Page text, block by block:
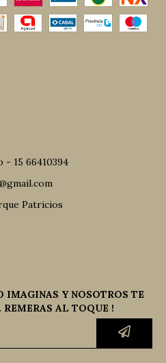
- 15 66410394
Patricios
IMAGINAS Y NOSOTROS TE
AL TOQUE !